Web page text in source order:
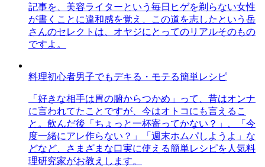
記事を、美容ライターという毎日ヒゲを剃らない女性
が書くことに違和感を覚え、この道を志したという岳
さんのセレクトは、オヤジにとってのリアルそのもの
ですよ。
料理初心者男子でもデキる・モテる簡単レシピ
「好きな相手は胃の腑からつかめ」って、昔はオンナ
に言われてたことですが、今はオトコにも言えるこ
と。飲んだ後「ちょっと一杯寄ってかない？」、「今
度一緒にアレ作らない？」「週末ホムパしようよ」な
どなど、さまざまな口実に使える簡単レシピを人気料
理研究家がお教えします。